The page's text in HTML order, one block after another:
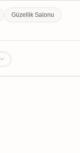
Güzellik Salonu